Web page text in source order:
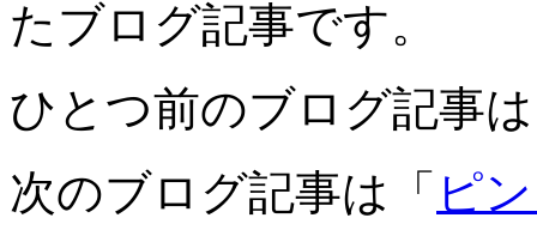
たブログ記事です。
ひとつ前のブログ記事
次のブログ記事は「 ピ